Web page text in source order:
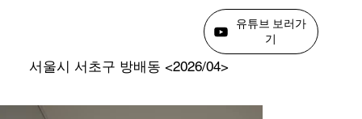
유튜브 보러가
기
서울시 서초구 방배동 <2026/04>